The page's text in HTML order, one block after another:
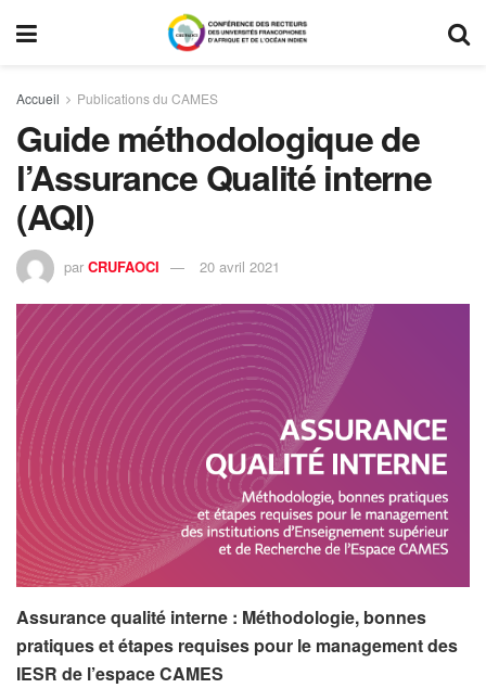
Accueil Publications du CAMES
Guide méthodologique de
l’Assurance Qualité interne
(AQI)
par CRUFAOCI 20 avril 2021
Assurance qualité interne : Méthodologie, bonnes
pratiques et étapes requises pour le management des
IESR de l’espace CAMES